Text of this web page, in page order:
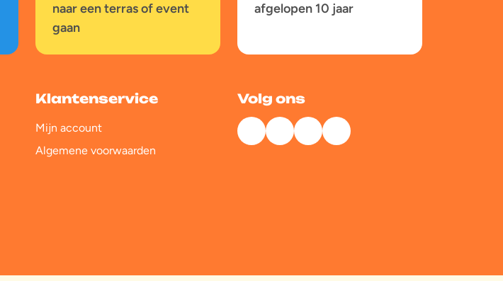
naar een terras of event
gaan
afgelopen 10 jaar
Klantenservice
Mijn account
Algemene voorwaarden
Volg ons